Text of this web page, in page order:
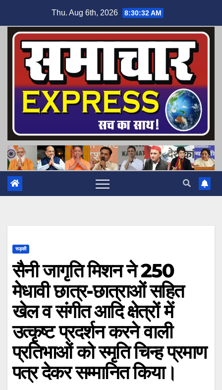
content
Thu. Aug 6th, 2026 8:30:33 AM
रूड़की
सैनी जागृति मिशन ने 250
मेधावी छात्र-छात्राओं सहित
खेल व संगीत आदि क्षेत्रों में
उत्कृष्ट प्रदर्शन करने वाली
प्रतिभाओं को स्मृति चिन्ह प्रमाण
पत्र देकर सम्मानित किया।